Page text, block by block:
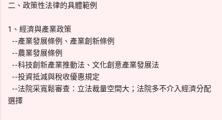
二、政策性法律的具體範例
1、經濟與產業政策
--產業發展條例、產業創新條例
--農業發展條例
--科技創新產業推動法、文化創意產業發展法
--投資抵減與稅收優惠規定
--法院采寬鬆審查：立法裁量空間大；法院多不介入經濟分配
選擇